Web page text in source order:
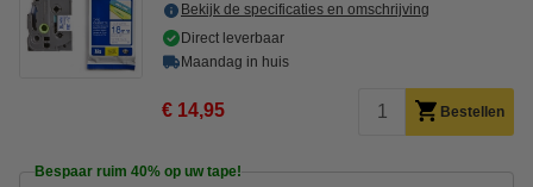
Bekijk de specificaties en omschrijving
Direct leverbaar
Maandag in huis
€ 14,95 Bestellen
Bespaar ruim 40% op uw tape!